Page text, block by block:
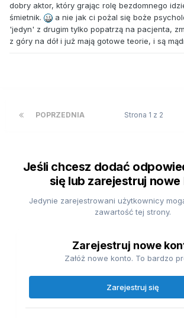
dobry aktor, który grając rolę bezdomnego
śmietnik.
a nie jak ci pożal się boże
'jedyn' z drugim tylko popatrzą na pacjenta,
z góry na dół i już mają gotowe teorie, i są
POPRZEDNIA Strona 1 z 2
Jeśli chcesz dodać
się lub zarejestruj
Jedynie zarejestrowani użytkownicy
zawartość tej strony.
Zarejestruj nowe
Załóż nowe konto. To bardzo
Zarejestruj się